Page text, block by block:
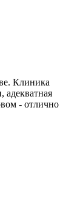
Клиника
адекватная
- отлично